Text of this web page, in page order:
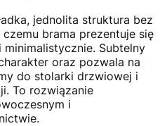
jednolita struktura bez
brama prezentuje się
Subtelny
oraz pozwala na
do stolarki drzwiowej i
To rozwiązanie
i